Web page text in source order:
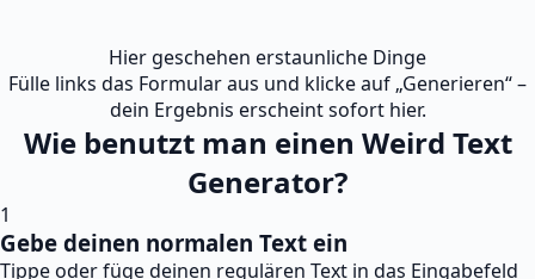
Hier geschehen erstaunliche Dinge
Fülle links das Formular aus und klicke auf „Generieren“ –
dein Ergebnis erscheint sofort hier.
Wie benutzt man einen Weird Text
Generator?
1
Gebe deinen normalen Text ein
Tippe oder füge deinen regulären Text in das Eingabefeld